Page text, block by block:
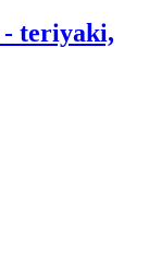
- teriyaki,